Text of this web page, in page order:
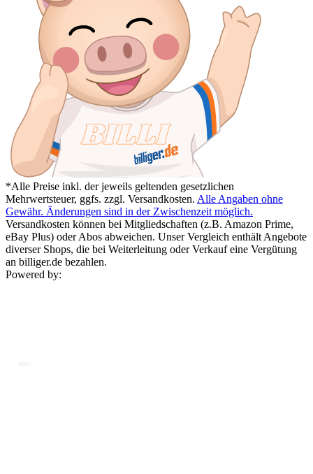
*Alle Preise inkl. der jeweils geltenden gesetzlichen
Mehrwertsteuer, ggfs. zzgl. Versandkosten. Alle Angaben ohne
Gewähr. Änderungen sind in der Zwischenzeit möglich.
Versandkosten können bei Mitgliedschaften (z.B. Amazon Prime,
eBay Plus) oder Abos abweichen. Unser Vergleich enthält Angebote
diverser Shops, die bei Weiterleitung oder Verkauf eine Vergütung
an billiger.de bezahlen.
Powered by: